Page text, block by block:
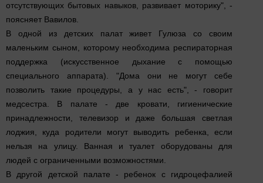
отсутствующих бытовых навыков, развивает моторику", -
поясняет Вавилов.
В одной из детских палат живет Гулюза со своим
маленьким сыном, которому необходима респираторная
поддержка (искусственное дыхание с помощью
специального аппарата). "Дома они не могут себе
позволить такие процедуры, а у нас есть", - говорит
медсестра. В палате - две кровати, гигиенические
принадлежности, телевизор и даже большая светлая
лоджия, куда родители могут выводить ребенка, если
нельзя на улицу. Ванная и туалет оборудованы для
людей с ограниченными возможностями.
В другой детской палате - ребенок с гидроцефалией